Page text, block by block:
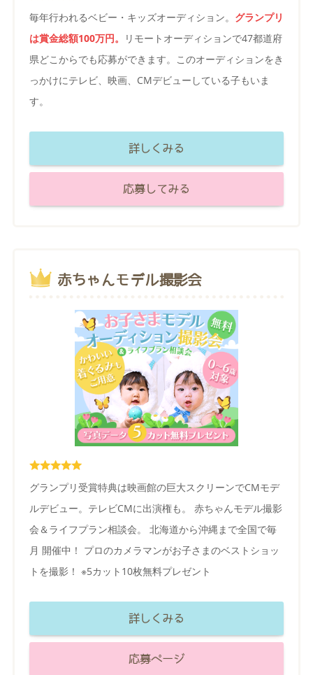
毎年行われるベビー・キッズオーディション。 グランプリ
は賞金総額100万円。
リモートオーディションで47都道府
県どこからでも応募ができます。このオーディションをき
っかけにテレビ、映画、CMデビューしている子もいま
す。
詳しくみる
応募してみる
赤ちゃんモデル撮影会
グランプリ受賞特典は映画館の巨大スクリーンでCMモデ
ルデビュー。テレビCMに出演権も。 赤ちゃんモデル撮影
会＆ライフプラン相談会。 北海道から沖縄まで全国で毎
月 開催中！ プロのカメラマンがお子さまのベストショッ
トを撮影！ ※5カット10枚無料プレゼント
詳しくみる
応募ページ